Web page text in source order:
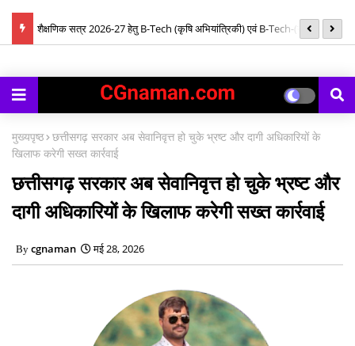
में शैक्षणिक सत्र 2026-27 हेतु B-Tech (कृषि अभियांत्रिकी) एवं B-Tech-(खाद्य
काउंसिलिंग प्रारंभ
मुख्यपृष्ठ छत्तीसगढ़ सरकार अब सेवानिवृत्त हो चुके भ्रष्ट और दागी अधिकारियों के
खिलाफ करेगी सख्त कार्रवाई
छत्तीसगढ़ सरकार अब सेवानिवृत्त हो चुके भ्रष्ट और
दागी अधिकारियों के खिलाफ करेगी सख्त कार्रवाई
cgnaman मई 28, 2026